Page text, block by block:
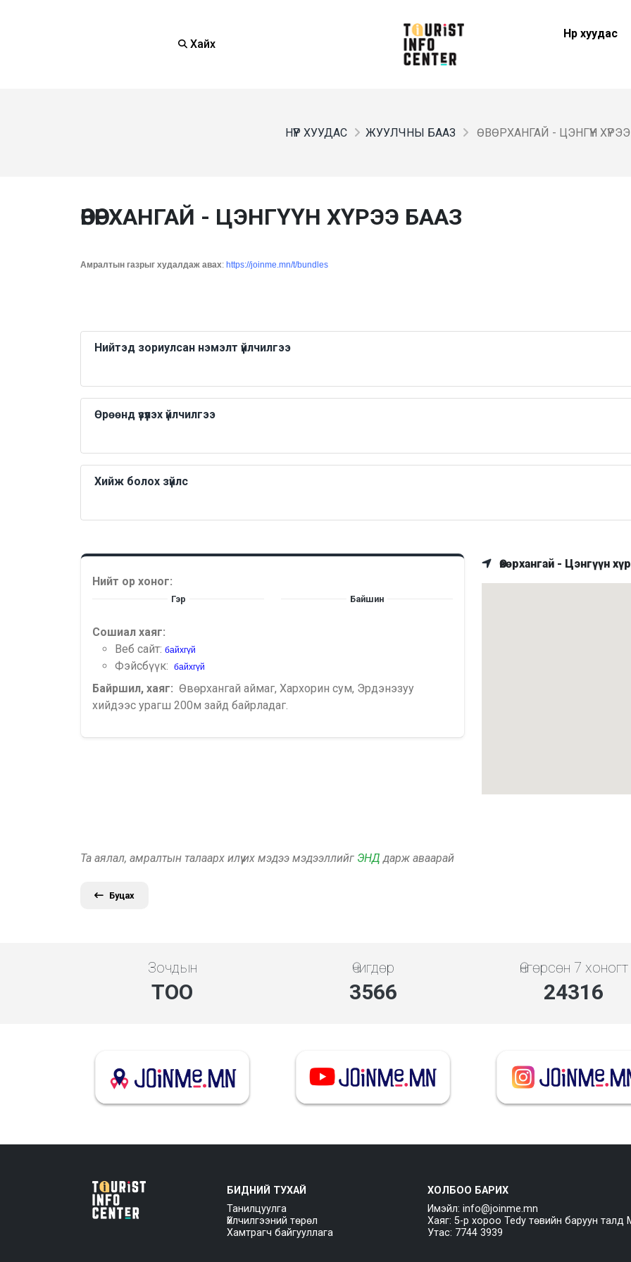
Хайх
Нүүр хуудас
НҮҮР ХУУДАС ЖУУЛЧНЫ БААЗ ӨВӨРХАНГАЙ - ЦЭНГҮҮН
ӨВӨРХАНГАЙ - ЦЭНГҮҮН ХҮРЭЭ БААЗ
Амралтын газрыг худалдаж авах: https://joinme.mn/t/bundles
Нийтэд зориулсан нэмэлт үйлчилгээ
Өрөөнд үзүүлэх үйлчилгээ
Хийж болох зүйлс
Нийт ор хоног:
Гэр Байшин
Сошиал хаяг:
Веб сайт: байхгүй
Фэйсбүүк: байхгүй
Байршил, хаяг: Өвөрхангай аймаг, Хархорин сум, Эрдэнэзуу
хийдээс урагш 200м зайд байрладаг.
Өвөрхангай - Цэнгүүн
Та аялал, амралтын талаарх илүү их мэдээ мэдээллийг ЭНД дарж аваарай
Буцах
Зочдын
ТОО
Өчигдөр
3994
Өнгөрсөн 7 хоногт
27234
БИДНИЙ ТУХАЙ
Танилцуулга
Үйлчилгээний төрөл
Хамтрагч байгууллага
ХОЛБОО БАРИХ
Имэйл: info@joinme.mn
Хаяг: 5-р хороо Tedy төвийн баруун талд
Утас: 7744 3939